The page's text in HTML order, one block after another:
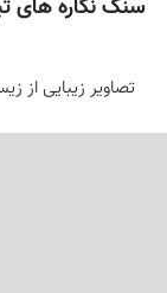
سنگ نگاره های
تصاویر زیبایی از